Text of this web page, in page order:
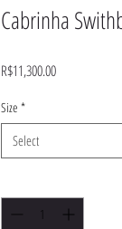
Cabrinha
R$11,300.00Price
Size *
Select